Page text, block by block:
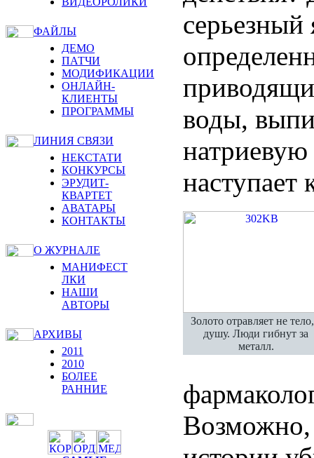
ФАЙЛЫ
ДЕМО
ПАТЧИ
МОДИФИКАЦИИ
ОНЛАЙН-
КЛИЕНТЫ
ПРОГРАММЫ
ЛИНИЯ СВЯЗИ
НЕКСТАТИ
КОНКУРСЫ
ЭРУДИТ-
КВАРТЕТ
АВАТАРЫ
КОНТАКТЫ
О ЖУРНАЛЕ
МАНИФЕСТ
ЛКИ
НАШИ
АВТОРЫ
АРХИВЫ
2011
2010
БОЛЕЕ
РАННИЕ
воды,
натриевую
наступает
Золото отравляет не
душу. Люди гибнут за
металл.
Возможно,